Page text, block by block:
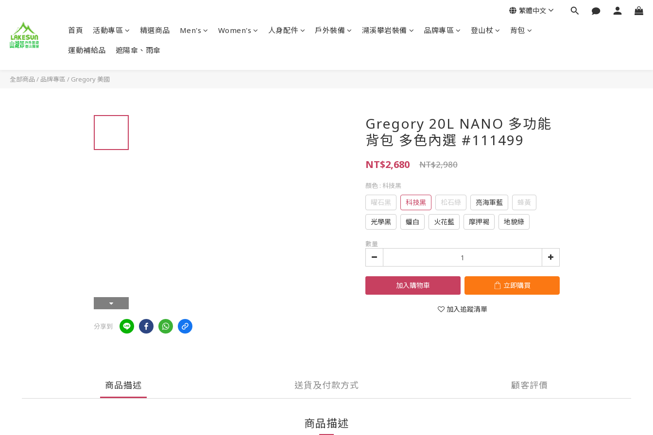
首頁 活動專區 精選商品 Men's Women's 人身配件 戶外裝備 溯溪攀岩裝備 品牌專區 登山杖 背包
運動補給品 遮陽傘、雨傘
繁體中文
全部商品 / 品牌專區 / Gregory 美國
分享到
Gregory 20L NANO 多功能
背包 多色內選 #111499
NT$2,680 NT$2,980
顏色 : 科技黑
曜石黑 科技黑 松石綠 亮海軍藍 蜂黃
光學黑 蠟白 火花藍 摩押褐 地貌綠
數量
加入購物車 立即購買
加入追蹤清單
商品描述 送貨及付款方式 顧客評價
商品描述